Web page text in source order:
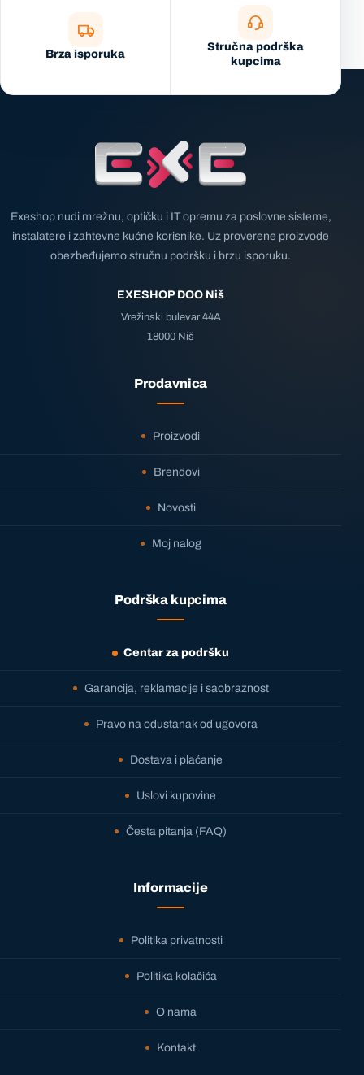
Brza isporuka
Stručna podrška
kupcima
Exeshop nudi mrežnu, optičku i IT opremu za poslovne sisteme,
instalatere i zahtevne kućne korisnike. Uz proverene proizvode
obezbeđujemo stručnu podršku i brzu isporuku.
EXESHOP DOO Niš
Vrežinski bulevar 44A
18000 Niš
Prodavnica
Proizvodi
Brendovi
Novosti
Moj nalog
Podrška kupcima
Centar za podršku
Garancija, reklamacije i saobraznost
Pravo na odustanak od ugovora
Dostava i plaćanje
Uslovi kupovine
Česta pitanja (FAQ)
Informacije
Politika privatnosti
Politika kolačića
O nama
Kontakt